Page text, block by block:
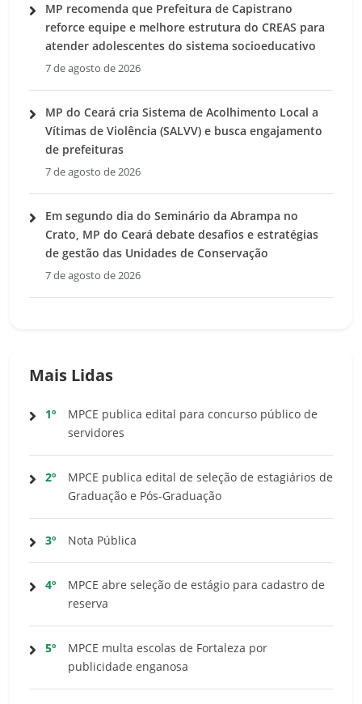
MP recomenda que Prefeitura de Capistrano
reforce equipe e melhore estrutura do CREAS para
atender adolescentes do sistema socioeducativo
7 de agosto de 2026
MP do Ceará cria Sistema de Acolhimento Local a
Vítimas de Violência (SALVV) e busca engajamento
de prefeituras
7 de agosto de 2026
Em segundo dia do Seminário da Abrampa no
Crato, MP do Ceará debate desafios e estratégias
de gestão das Unidades de Conservação
7 de agosto de 2026
Mais Lidas
1º
MPCE publica edital para concurso público de
servidores
2º
MPCE publica edital de seleção de estagiários de
Graduação e Pós-Graduação
3º Nota Pública
4º
MPCE abre seleção de estágio para cadastro de
reserva
5º
MPCE multa escolas de Fortaleza por
publicidade enganosa